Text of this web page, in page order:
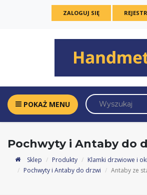
ZALOGUJ SIĘ
POKAŻ MENU
Pochwyty i Antaby do
Sklep Produkty
Klamki drzwiowe i
Pochwyty i Antaby do drzwi
Antaby ze